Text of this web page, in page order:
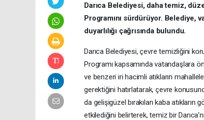
Darıca Belediyesi, daha temiz,
Programını sürdürüyor. Belediye,
duyarlılığı çağrısında bulundu.
Darıca Belediyesi, çevre temizliğini
Programı kapsamında vatandaşlara
ve benzeri iri hacimli atıkların
gerektiğini hatırlatarak, çevre
da gelişigüzel bırakılan kaba atıkların
etkilediğini belirterek, temiz bir